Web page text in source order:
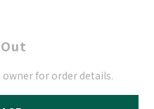
owner for order details.